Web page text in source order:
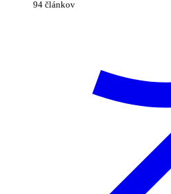
94 článkov